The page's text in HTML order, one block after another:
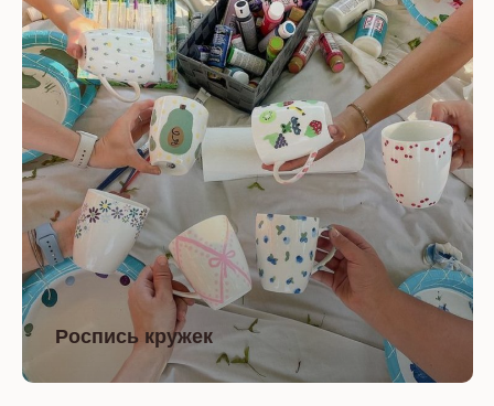
Роспись кружек